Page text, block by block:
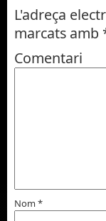
L'adreça
marcats amb
Comentari
Nom *